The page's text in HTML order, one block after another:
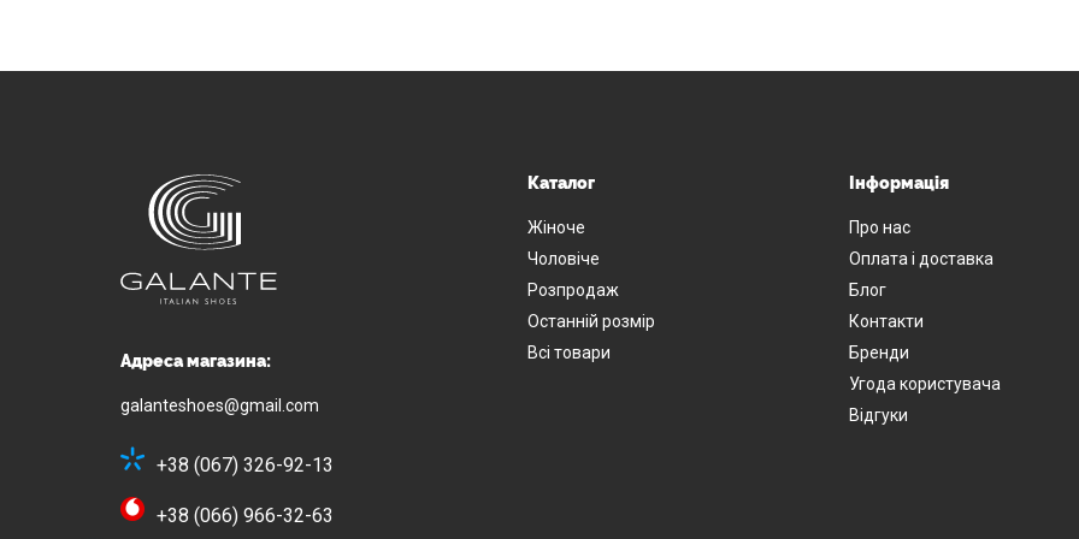
Адреса магазина:
galanteshoes@gmail.com
+38 (067) 326-92-13
+38 (066) 966-32-63
Каталог
Жіноче
Чоловіче
Розпродаж
Останній розмір
Всі товари
Інформація
Про нас
Оплата і доставка
Блог
Контакти
Бренди
Угода користувача
Відгуки